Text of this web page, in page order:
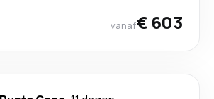
vanaf€ 603